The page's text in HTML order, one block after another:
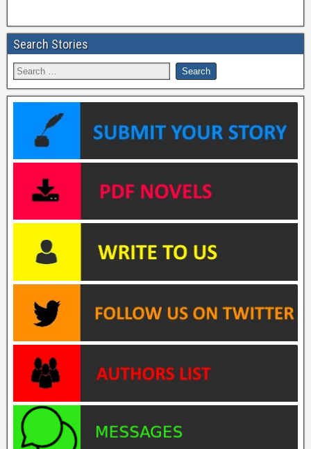
Search Stories